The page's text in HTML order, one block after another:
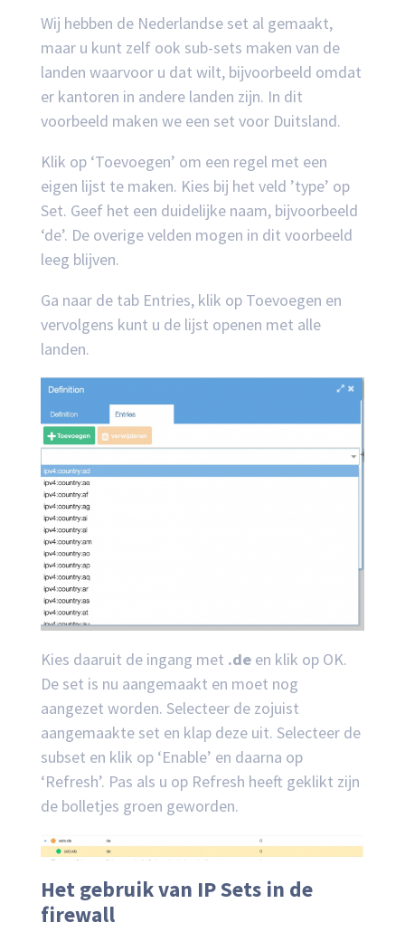
Wij hebben de Nederlandse set al gemaakt,
maar u kunt zelf ook sub-sets maken van de
landen waarvoor u dat wilt, bijvoorbeeld omdat
er kantoren in andere landen zijn. In dit
voorbeeld maken we een set voor Duitsland.
Klik op ‘Toevoegen’ om een regel met een
eigen lijst te maken. Kies bij het veld ’type’ op
Set. Geef het een duidelijke naam, bijvoorbeeld
‘de’. De overige velden mogen in dit voorbeeld
leeg blijven.
Ga naar de tab Entries, klik op Toevoegen en
vervolgens kunt u de lijst openen met alle
landen.
Kies daaruit de ingang met .de en klik op OK.
De set is nu aangemaakt en moet nog
aangezet worden. Selecteer de zojuist
aangemaakte set en klap deze uit. Selecteer de
subset en klik op ‘Enable’ en daarna op
‘Refresh’. Pas als u op Refresh heeft geklikt zijn
de bolletjes groen geworden.
Het gebruik van IP Sets in de
firewall